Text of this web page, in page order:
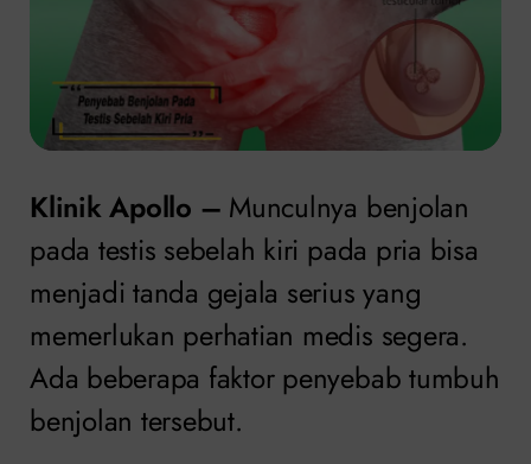
Klinik Apollo – Munculnya benjolan
pada testis sebelah kiri pada pria bisa
menjadi tanda gejala serius yang
memerlukan perhatian medis segera.
Ada beberapa faktor penyebab tumbuh
benjolan tersebut.